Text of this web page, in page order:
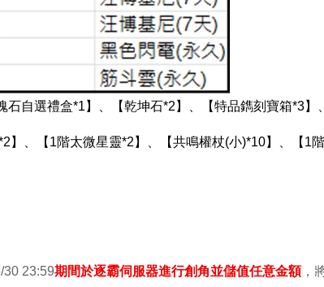
自選禮盒*1】、【乾坤石*2】、【特品鐫刻寶箱*3】
、【1階太微星靈*2】、【共鳴權杖(小)*10】、【1
30 23:59期間於逐霸伺服器進行創角並儲值任意金額，